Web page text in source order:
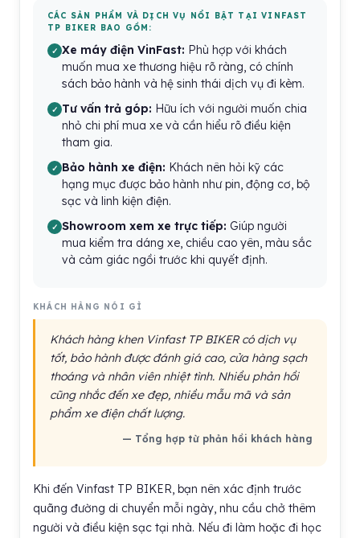
CÁC SẢN PHẨM VÀ DỊCH VỤ NỔI BẬT TẠI VINFAST
TP BIKER BAO GỒM:
Xe máy điện VinFast: Phù hợp với khách
muốn mua xe thương hiệu rõ ràng, có chính
sách bảo hành và hệ sinh thái dịch vụ đi kèm.
Tư vấn trả góp: Hữu ích với người muốn chia
nhỏ chi phí mua xe và cần hiểu rõ điều kiện
tham gia.
Bảo hành xe điện: Khách nên hỏi kỹ các
hạng mục được bảo hành như pin, động cơ, bộ
sạc và linh kiện điện.
Showroom xem xe trực tiếp: Giúp người
mua kiểm tra dáng xe, chiều cao yên, màu sắc
và cảm giác ngồi trước khi quyết định.
KHÁCH HÀNG NÓI GÌ
Khách hàng khen Vinfast TP BIKER có dịch vụ
tốt, bảo hành được đánh giá cao, cửa hàng sạch
thoáng và nhân viên nhiệt tình. Nhiều phản hồi
cũng nhắc đến xe đẹp, nhiều mẫu mã và sản
phẩm xe điện chất lượng.
— Tổng hợp từ phản hồi khách hàng
Khi đến Vinfast TP BIKER, bạn nên xác định trước
quãng đường di chuyển mỗi ngày, nhu cầu chở thêm
người và điều kiện sạc tại nhà. Nếu đi làm hoặc đi học